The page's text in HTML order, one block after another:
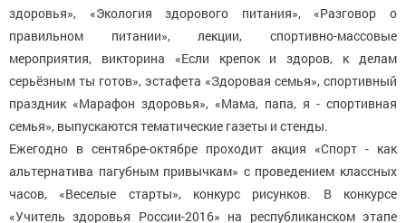
здоровья», «Экология здорового питания», «Разговор о
правильном питании», лекции, спортивно-массовые
мероприятия, викторина «Если крепок и здоров, к делам
серьёзным ты готов», эстафета «Здоровая семья», спортивный
праздник «Марафон здоровья», «Мама, папа, я - спортивная
семья», выпускаются тематические газеты и стенды.
Ежегодно в сентябре-октябре проходит акция «Спорт - как
альтернатива пагубным привычкам» с проведением классных
часов, «Веселые старты», конкурс рисунков. В конкурсе
«Учитель здоровья России-2016» на республиканском этапе